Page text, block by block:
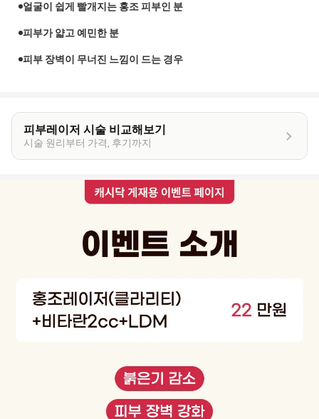
얼굴이 쉽게 빨개지는 홍조 피부인 분
피부가 얇고 예민한 분
피부 장벽이 무너진 느낌이 드는 경우
피부레이저 시술 비교해보기
시술 원리부터 가격, 후기까지